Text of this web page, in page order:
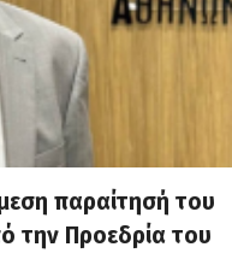
παραίτησή του
την Προεδρία του